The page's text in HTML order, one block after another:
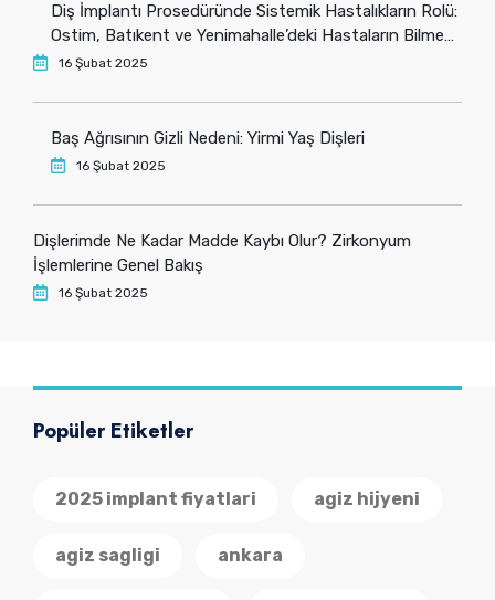
Diş İmplantı Prosedüründe Sistemik Hastalıkların Rolü:
Ostim, Batıkent ve Yenimahalle’deki Hastaların Bilmesi
Gerekenler
16 Şubat 2025
Baş Ağrısının Gizli Nedeni: Yirmi Yaş Dişleri
16 Şubat 2025
Dişlerimde Ne Kadar Madde Kaybı Olur? Zirkonyum
İşlemlerine Genel Bakış
16 Şubat 2025
Popüler Etiketler
2025 implant fiyatlari agiz hijyeni
agiz sagligi ankara